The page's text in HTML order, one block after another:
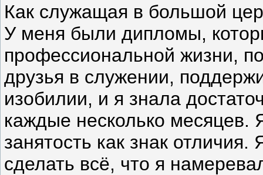
Как служащая в большой
У меня были дипломы,
профессиональной жизни,
друзья в служении,
изобилии, и я знала
каждые несколько
занятость как знак
сделать всё, что я